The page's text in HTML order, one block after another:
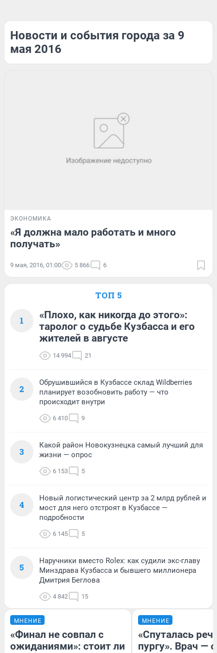
Новости и события города за 9
мая 2016
ЭКОНОМИКА
«Я должна мало работать и много
получать»
9 мая, 2016, 01:00 5 866 6
ТОП 5
1
«Плохо, как никогда до этого»:
таролог о судьбе Кузбасса и его
жителей в августе
14 994 21
2
Обрушившийся в Кузбассе склад Wildberries
планирует возобновить работу — что
происходит внутри
6 410 9
3
Какой район Новокузнецка самый лучший для
жизни — опрос
6 153 5
4
Новый логистический центр за 2 млрд рублей и
мост для него отстроят в Кузбассе —
подробности
6 145 5
5
Наручники вместо Rolex: как судили экс-главу
Минздрава Кузбасса и бывшего миллионера
Дмитрия Беглова
4 842 15
МНЕНИЕ
«Финал не совпал с
ожиданиями»: стоит ли
МНЕНИЕ
«Спуталась
пургу». Врач — о